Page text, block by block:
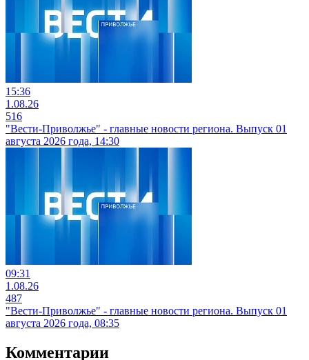
15:36
1.08.26
516
"Вести-Приволжье" - главные новости региона. Выпуск 01
августа 2026 года, 14:30
09:31
1.08.26
487
"Вести-Приволжье" - главные новости региона. Выпуск 01
августа 2026 года, 08:35
Комментарии